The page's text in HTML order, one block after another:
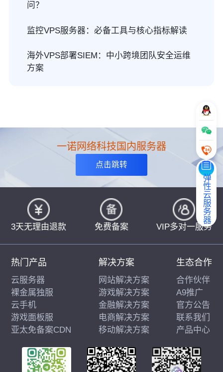
问？
监控VPS服务器：必备工具与核心指标解读
海外VPS部署SIEM：中小跨境团队安全运维
方案
弹性云服务器
一诺网络科技国内服务器
点击跳转
3天无理由退款 免费备案 VIP多对一服务
热门产品
云服务器
裸金属独服
云手机
游戏面板服
亚太免备案CDN
解决方案
网站解决方案
游戏解决方案
金融解决方案
电商解决方案
移动解决方案
生态合作
合作伙伴
A9推广
官方公告
联系我们
产品中心